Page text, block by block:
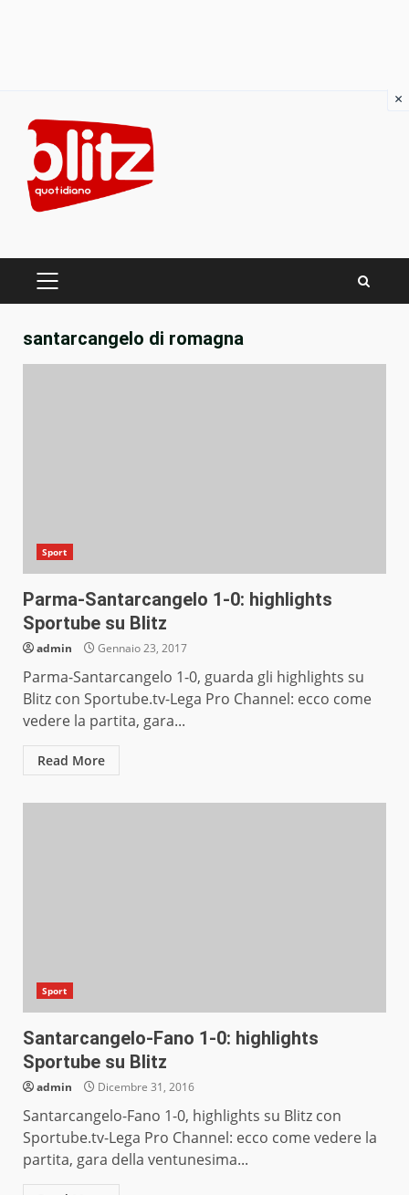
content
PRIMARY
santarcangelo di romagna
Sport
Parma-Santarcangelo 1-0: highlights
Sportube su Blitz
admin Gennaio 23, 2017
Parma-Santarcangelo 1-0, guarda gli highlights su
Blitz con Sportube.tv-Lega Pro Channel: ecco come
vedere la partita, gara...
Read More
Sport
Santarcangelo-Fano 1-0: highlights
Sportube su Blitz
admin Dicembre 31, 2016
Santarcangelo-Fano 1-0, highlights su Blitz con
Sportube.tv-Lega Pro Channel: ecco come vedere la
partita, gara della ventunesima...
×